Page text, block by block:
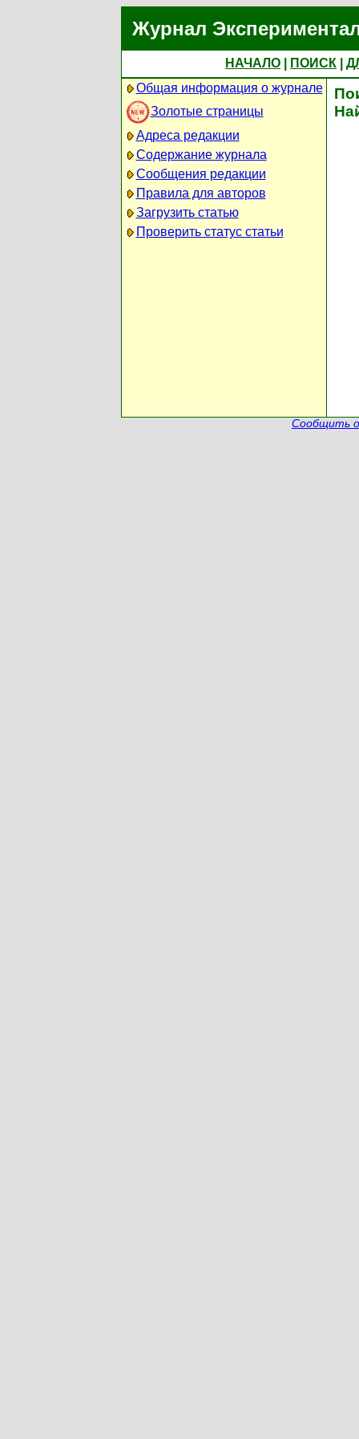
Журнал
НАЧАЛО ПОИСК
Общая информация о журнале
Золотые страницы
Адреса редакции
Содержание журнала
Сообщения редакции
Правила для авторов
Загрузить статью
Проверить статус статьи
Сообщить о